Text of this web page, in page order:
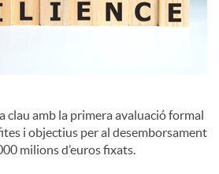
clau amb la primera avaluació formal
i objectius per al desemborsament
milions d’euros fixats.